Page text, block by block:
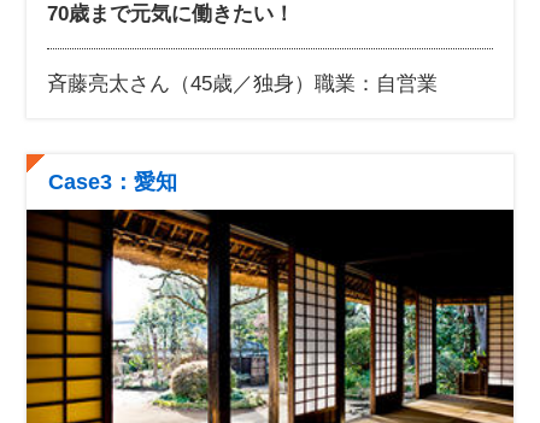
70歳まで元気に働きたい！
斉藤亮太さん（45歳／独身） 職業：自営業
Case3：愛知